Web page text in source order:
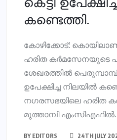
കണ്ടെത്തി.
കോഴിക്കോട്:
ഹരിത കര്‍മസേനയുടെ
ശേഖരത്തില്‍
ഉപേക്ഷിച്ച നിലയില്‍
നഗരസഭയിലെ ഹരിത
മുത്താമ്പി
BY EDITORS 24TH JULY